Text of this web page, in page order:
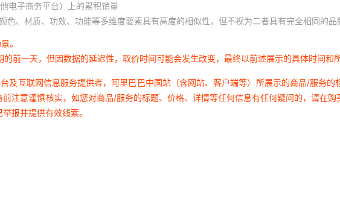
电子商务平台）上的累积销量
色、材质、功效、功能等多维度要素具有高度的相似性，但不视为二者具有完全相同的品
。
前一天，但因数据的延迟性，取价时间可能会发生改变，最终以前述展示的具体时间和
及互联网信息服务提供者，阿里巴巴中国站（含网站、客户端等）所展示的商品/服务
注意谨慎核实，如您对商品/服务的标题、价格、详情等任何信息有任何疑问的，请在
报并提供有效线索。